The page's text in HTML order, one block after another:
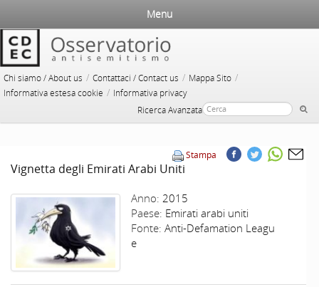
Chi siamo / About us / Contattaci / Contact us / Mappa Sito /
Informativa estesa cookie / Informativa privacy
Ricerca Avanzata
Menu
Stampa
Vignetta degli Emirati Arabi Uniti
Anno: 2015
Paese: Emirati arabi uniti
Fonte: Anti-Defamation Leagu
e